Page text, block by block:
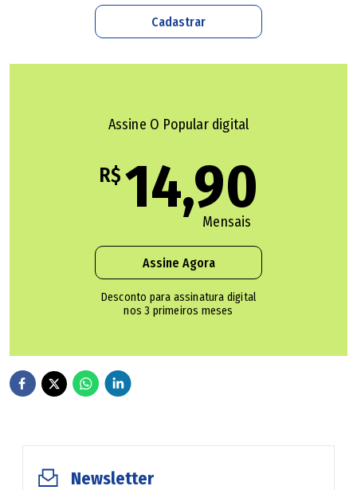
Cadastrar
Assine O Popular digital
R$ 14,90
Mensais
Assine Agora
Desconto para assinatura digital
nos 3 primeiros meses
Newsletter